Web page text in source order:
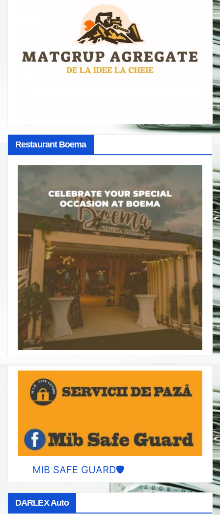
Restaurant Boema
MIB SAFE GUARD🛡️
DARLEX Auto